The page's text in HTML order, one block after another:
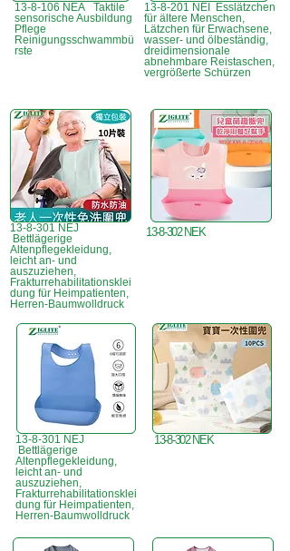
13-8-106 NEA Taktile
sensorische Ausbildung
Pflege
Reinigungsschwammbü
rste
13-8-201 NEI Esslätzchen
für ältere Menschen,
Lätzchen für Erwachsene,
wasser- und ölbeständig,
dreidimensionale
abnehmbare Reistaschen,
vergrößerte Schürzen
13-8-301 NEJ
Bettlägerige
Altenpflegekleidung,
leicht an- und
auszuziehen,
Frakturrehabilitationsklei
dung für Heimpatienten,
Herren-Baumwolldruck
13-8-302 NEK
13-8-301 NEJ
Bettlägerige
Altenpflegekleidung,
leicht an- und
auszuziehen,
Frakturrehabilitationsklei
dung für Heimpatienten,
Herren-Baumwolldruck
13-8-302 NEK